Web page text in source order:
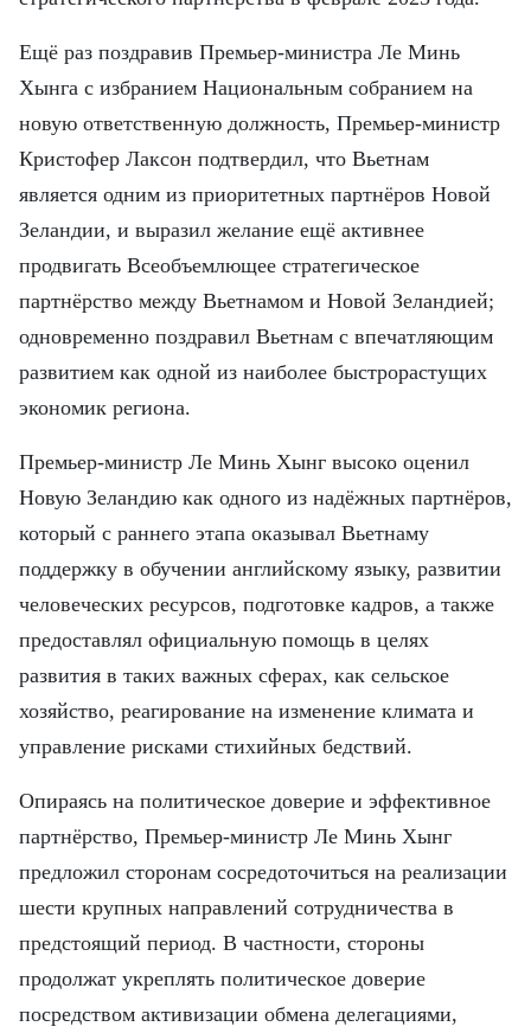
Ещё раз поздравив Премьер-министра Ле Минь
Хынга с избранием Национальным собранием на
новую ответственную должность, Премьер-министр
Кристофер Лаксон подтвердил, что Вьетнам
является одним из приоритетных партнёров Новой
Зеландии, и выразил желание ещё активнее
продвигать Всеобъемлющее стратегическое
партнёрство между Вьетнамом и Новой Зеландией;
одновременно поздравил Вьетнам с впечатляющим
развитием как одной из наиболее быстрорастущих
экономик региона.
Премьер-министр Ле Минь Хынг высоко оценил
Новую Зеландию как одного из надёжных партнёров,
который с раннего этапа оказывал Вьетнаму
поддержку в обучении английскому языку, развитии
человеческих ресурсов, подготовке кадров, а также
предоставлял официальную помощь в целях
развития в таких важных сферах, как сельское
хозяйство, реагирование на изменение климата и
управление рисками стихийных бедствий.
Опираясь на политическое доверие и эффективное
партнёрство, Премьер-министр Ле Минь Хынг
предложил сторонам сосредоточиться на реализации
шести крупных направлений сотрудничества в
предстоящий период. В частности, стороны
продолжат укреплять политическое доверие
посредством активизации обмена делегациями,